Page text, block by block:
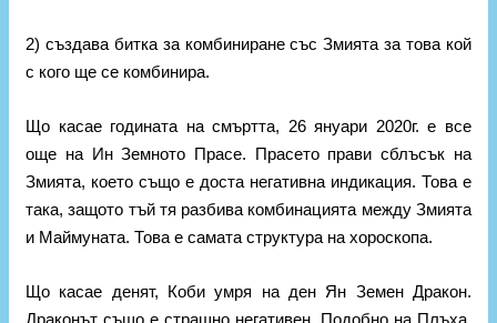
2) създава битка за комбиниране със Змията за това кой
с кого ще се комбинира.
Що касае годината на смъртта, 26 януари 2020г. е все
още на Ин Земното Прасе. Прасето прави сблъсък на
Змията, което също е доста негативна индикация. Това е
така, защото тъй тя разбива комбинацията между Змията
и Маймуната. Това е самата структура на хороскопа.
Що касае денят, Коби умря на ден Ян Земен Дракон.
Драконът също е страшно негативен. Подобно на Плъха,